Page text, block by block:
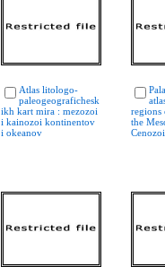
Atlas litologo-
paleogeografichesk
ikh kart mira : mezozoi
i kainozoi kontinentov
i okeanov
regions
the